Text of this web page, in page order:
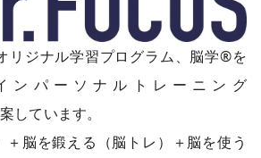
リジナル学習プログラム、脳学®︎を
ンパーソナルトレーニング
しています。
脳を鍛える（脳トレ）＋脳を使う